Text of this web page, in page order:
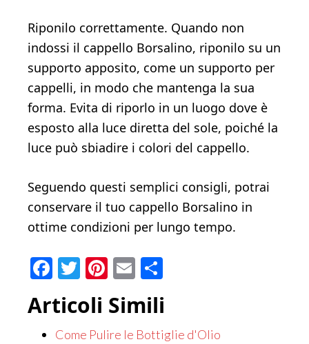
Riponilo correttamente. Quando non
indossi il cappello Borsalino, riponilo su un
supporto apposito, come un supporto per
cappelli, in modo che mantenga la sua
forma. Evita di riporlo in un luogo dove è
esposto alla luce diretta del sole, poiché la
luce può sbiadire i colori del cappello.
Seguendo questi semplici consigli, potrai
conservare il tuo cappello Borsalino in
ottime condizioni per lungo tempo.
Facebook
Twitter
Pinterest
Email
Articoli Simili
Come Pulire le Bottiglie d'Olio